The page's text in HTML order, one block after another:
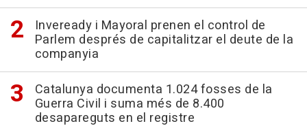
Inveready i Mayoral prenen el control de
Parlem després de capitalitzar el deute de la
companyia
Catalunya documenta 1.024 fosses de la
Guerra Civil i suma més de 8.400
desapareguts en el registre